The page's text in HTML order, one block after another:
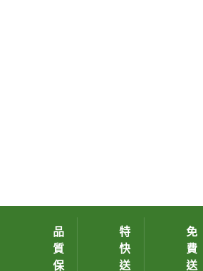
品
質
保
特
快
送
免
費
送